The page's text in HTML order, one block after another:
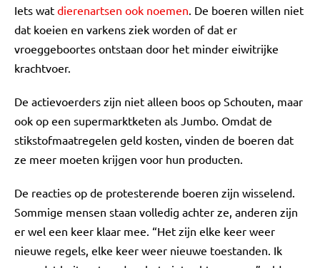
Iets wat dierenartsen ook noemen. De boeren willen niet
dat koeien en varkens ziek worden of dat er
vroeggeboortes ontstaan door het minder eiwitrijke
krachtvoer.
De actievoerders zijn niet alleen boos op Schouten, maar
ook op een supermarktketen als Jumbo. Omdat de
stikstofmaatregelen geld kosten, vinden de boeren dat
ze meer moeten krijgen voor hun producten.
De reacties op de protesterende boeren zijn wisselend.
Sommige mensen staan volledig achter ze, anderen zijn
er wel een keer klaar mee. “Het zijn elke keer weer
nieuwe regels, elke keer weer nieuwe toestanden. Ik